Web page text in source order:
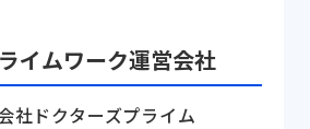
イムワーク運営会社
社ドクターズプライム